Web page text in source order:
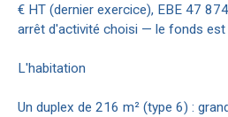
€ HT (dernier exercice), EBE 47
arrêt d'activité choisi — le fonds est
L'habitation
Un duplex de 216 m² (type 6) :